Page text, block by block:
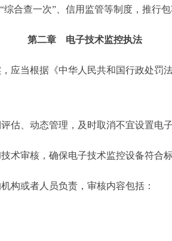
合查一次”、信用监管等制度，推行
第二章 电子技术监控执法
应当根据《中华人民共和国行政处
估、动态管理，及时取消不宜设置电
审核，确保电子技术监控设备符合标
构或者人员负责，审核内容包括：